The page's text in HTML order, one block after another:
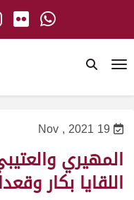
19 Nov , 2021
المهيري
اللقايا بكار